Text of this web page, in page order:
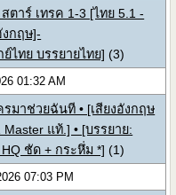
ตาร์ เทรค 1-3 [ไทย 5.1 -
งกฤษ]-
ย์ไทย บรรยายไทย] (3)
01:32 AM
รมาช่วยฉันที • [เสียงอังกฤษ
แท้.] • [บรรยาย:
ชัด + กระหึ่ม *] (1)
07:03 PM